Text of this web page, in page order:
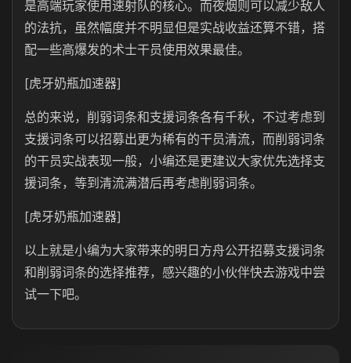
是高端玩家使用速射队的核心。而夜烟则可以减少敌人
的法抗，虽然幅度并不明显但是实战收益还算不错，搭
配一些高爆发的术士干员使用效果最佳。
[虎牙奶瓶加速器]
总的来说，削弱词条和支援词条各有千秋，不过考虑到
支援词条可以招募出更为稀有的干员清流，而削弱词条
的干员实战表现一般，小编还是更建议大家优先选择支
援词条，等到清流满潜后再考虑削弱词条。
[虎牙奶瓶加速器]
以上就是小编为大家带来的明日方舟公开招募支援词条
和削弱词条的选择推荐，感兴趣的小伙伴快去游戏中尝
试一下吧。